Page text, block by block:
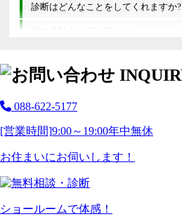
診断はどんなことをしてくれますか?
他の会社とは何が違うの?
088-622-5177
[営業時間]9:00～19:00年中無休
お住まいにお伺いします！
ショールームで体感！